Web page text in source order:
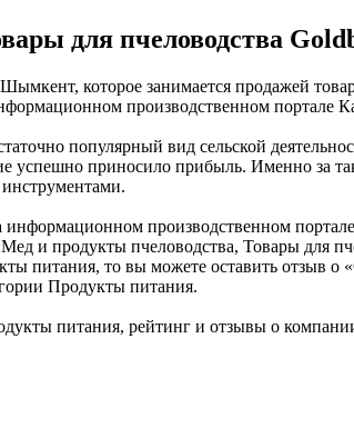
для пчеловодства
которое занимается продажей
производственном портале
популярный вид сельской
успешно приносило прибыль. Именно за
производственном
и продукты пчеловодства, Товары для
питания, то вы можете оставить отзыв
Продукты питания.
питания, рейтинг и отзывы о